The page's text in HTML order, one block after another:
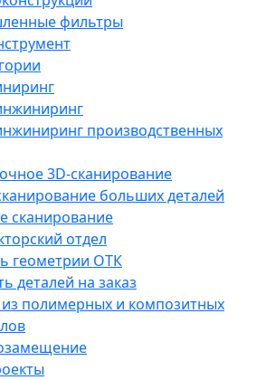
фильтры
производственных
3D-сканирование
больших деталей
сканирование
отдел
геометрии ОТК
деталей на заказ
из полимерных и композитных